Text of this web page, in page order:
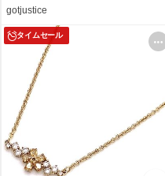
gotjustice
タイムセール